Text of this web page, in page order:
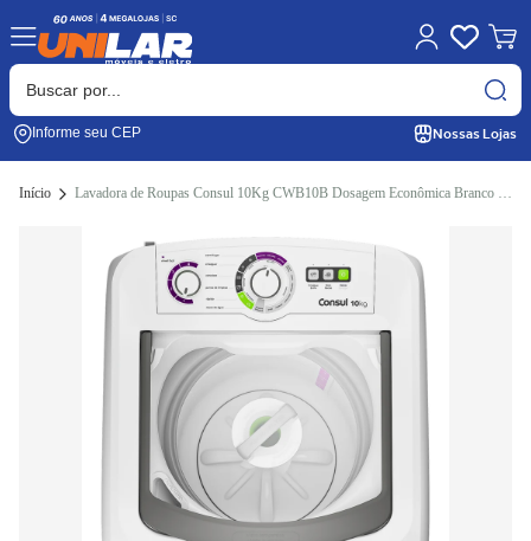
Informe seu CEP Nossas Lojas
Início Lavadora de Roupas Consul 10Kg CWB10B Dosagem Econômica Branco 220V